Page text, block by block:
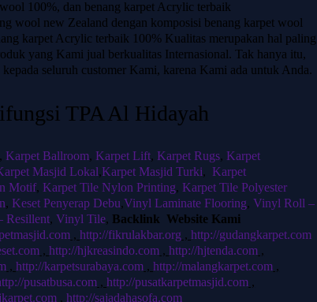
100%, dan benang karpet Acrylic terbaik
wool new Zealand dengan komposisi benang karpet wool
karpet Acrylic terbaik 100% Kualitas merupakan hal paling
yang Kami jual berkualitas Internasional. Tak hanya itu,
seluruh customer Kami, karena Kami ada untuk Anda.
TPA Al Hidayah
, Karpet Ballroom, Karpet Lift, Karpet Rugs, Karpet
Masjid Lokal,Karpet Masjid Turki, Karpet
Motif, Karpet Tile Nylon Printing, Karpet Tile Polyester
, Keset Penyerap Debu,Vinyl Laminate Flooring,Vinyl Roll –
Resillent,Vinyl Tile, Backlink Website Kami
,http://fikrulakbar.org ,http://gudangkarpet.com
,http://hjkreasindo.com ,http://hjtenda.com ,
,http://karpetsurabaya.com ,http://malangkarpet.com ,
pusatbusa.com ,http://pusatkarpetmasjid.com ,
,http://sajadahasofa.com